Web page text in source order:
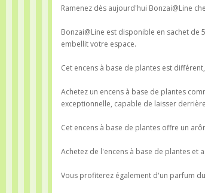
Ramenez dès aujourd'hui Bonzai@Line
Bonzai@Line est disponible en sachet
embellit votre espace.
Cet encens à base de plantes est
Achetez un encens à base de plantes
exceptionnelle, capable de laisser
Cet encens à base de plantes offre un
Achetez de l'encens à base de plantes et
Vous profiterez également d'un parfum